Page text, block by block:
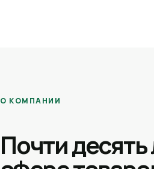
О КОМПАНИИ
Почти десять